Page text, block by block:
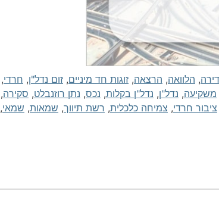
דירה, הלוואה, הרצאה, זוגות חד מיניים, זום נדל"ן, חרדי,
משקיעה, נדל"ן, נדל"ן בקלות, נכס, נתן רוזנבלט, סקירה,
ציבור חרדי, צמיחה כלכלית, רשת תיווך, שמאות, שמאי,